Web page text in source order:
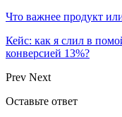
Что важнее продукт
Кейс: как я слил в
конверсией 13%?
Prev Next
Оставьте ответ